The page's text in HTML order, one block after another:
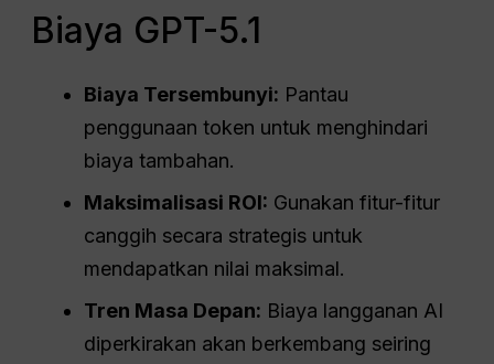
Biaya GPT-5.1
Biaya Tersembunyi: Pantau
penggunaan token untuk menghindari
biaya tambahan.
Maksimalisasi ROI: Gunakan fitur-fitur
canggih secara strategis untuk
mendapatkan nilai maksimal.
Tren Masa Depan: Biaya langganan AI
diperkirakan akan berkembang seiring